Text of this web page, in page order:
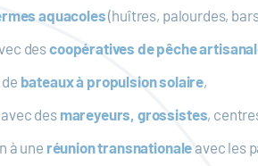
aquacoles(huîtres, palourdes,
descoopératives de pêche
bateaux à propulsion solaire,
desmareyeurs, grossistes,
à une réunion transnationale avec les